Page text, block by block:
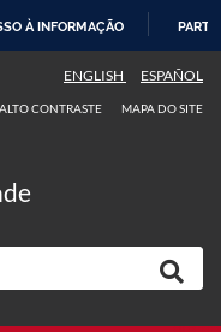
À INFORMAÇÃO
ENGLISH ESPAÑOL
ALTO CONTRASTE MAPA DO SITE